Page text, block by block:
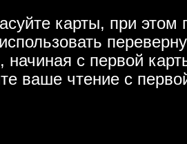
карты, при
начиная с первой
ваше чтение с